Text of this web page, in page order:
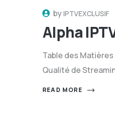
byIPTVEXCLUSIF
Alpha
Table des Matières
Qualité de
READ MORE